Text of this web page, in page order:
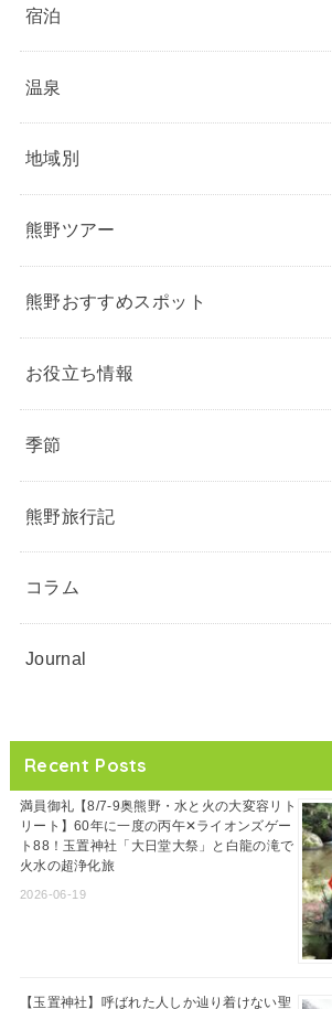
宿泊
温泉
地域別
熊野ツアー
熊野おすすめスポット
お役立ち情報
季節
熊野旅行記
コラム
Journal
Recent Posts
満員御礼【8/7-9奥熊野・水と火の大変容リト
リート】60年に一度の丙午✕ライオンズゲー
ト88！玉置神社「大日堂大祭」と白龍の滝で
火水の超浄化旅
2026-06-19
【玉置神社】呼ばれた人しか辿り着けない聖